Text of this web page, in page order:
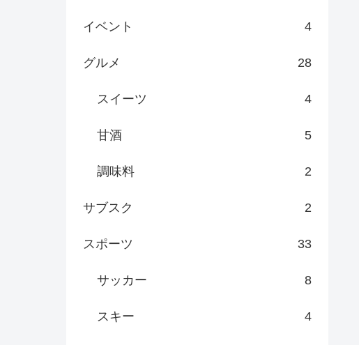
イベント 4
グルメ 28
スイーツ 4
甘酒 5
調味料 2
サブスク 2
スポーツ 33
サッカー 8
スキー 4